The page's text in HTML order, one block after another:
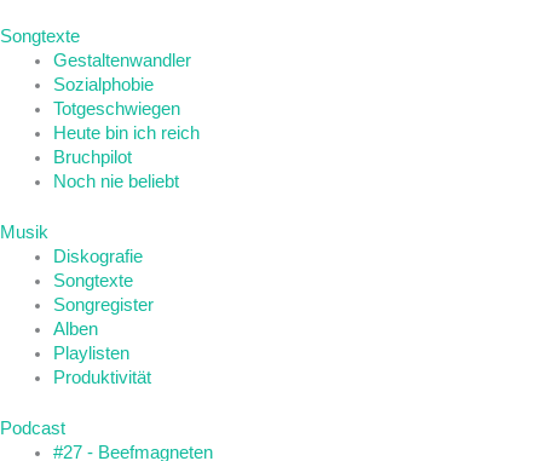
Songtexte
Gestaltenwandler
Sozialphobie
Totgeschwiegen
Heute bin ich reich
Bruchpilot
Noch nie beliebt
Musik
Diskografie
Songtexte
Songregister
Alben
Playlisten
Produktivität
Podcast
#27 - Beefmagneten